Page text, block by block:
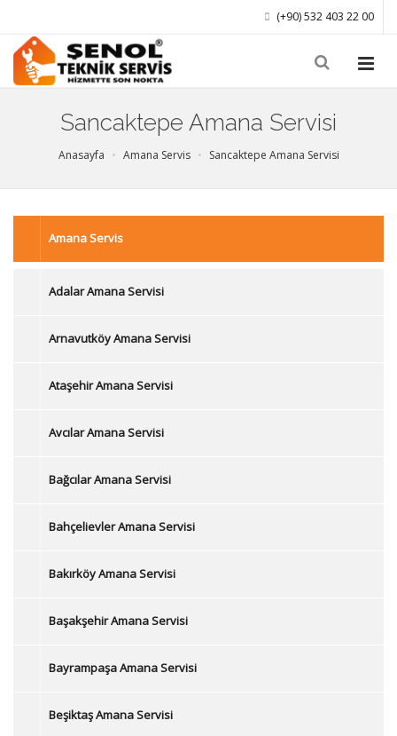
(+90) 532 403 22 00
Sancaktepe Amana Servisi
Anasayfa Amana Servis Sancaktepe Amana Servisi
Amana Servis
Adalar Amana Servisi
Arnavutköy Amana Servisi
Ataşehir Amana Servisi
Avcılar Amana Servisi
Bağcılar Amana Servisi
Bahçelievler Amana Servisi
Bakırköy Amana Servisi
Başakşehir Amana Servisi
Bayrampaşa Amana Servisi
Beşiktaş Amana Servisi